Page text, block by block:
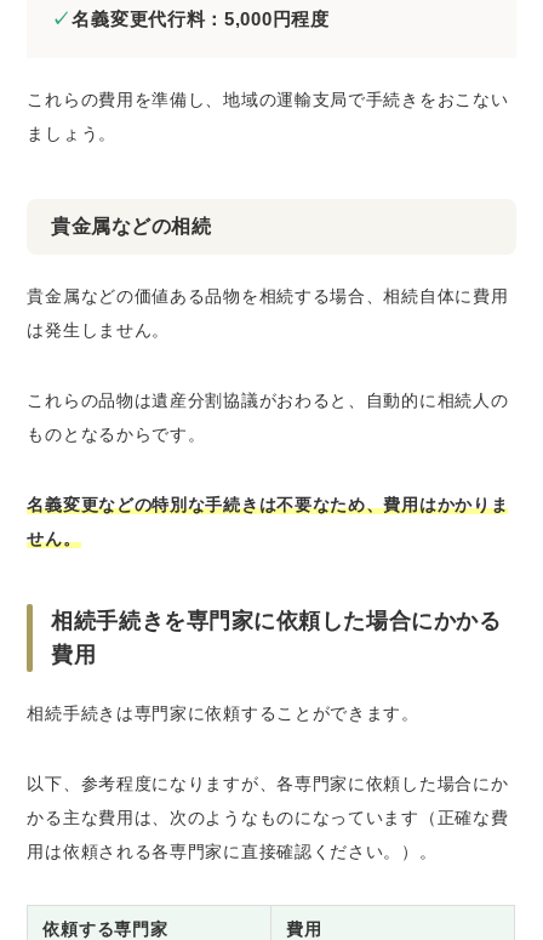
名義変更代行料：5,000円程度
これらの費用を準備し、地域の運輸支局で手続きをおこない
ましょう。
貴金属などの相続
貴金属などの価値ある品物を相続する場合、相続自体に費用
は発生しません。
これらの品物は遺産分割協議がおわると、自動的に相続人の
ものとなるからです。
名義変更などの特別な手続きは不要なため、費用はかかりま
せん。
相続手続きを専門家に依頼した場合にかかる
費用
相続手続きは専門家に依頼することができます。
以下、参考程度になりますが、各専門家に依頼した場合にか
かる主な費用は、次のようなものになっています（正確な費
用は依頼される各専門家に直接確認ください。）。
依頼する専門家 費用